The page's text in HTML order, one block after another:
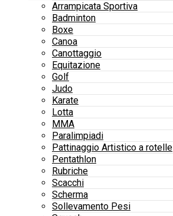
Arrampicata Sportiva
Badminton
Boxe
Canoa
Canottaggio
Equitazione
Golf
Judo
Karate
Lotta
MMA
Paralimpiadi
Pattinaggio Artistico a rotelle
Pentathlon
Rubriche
Scacchi
Scherma
Sollevamento Pesi